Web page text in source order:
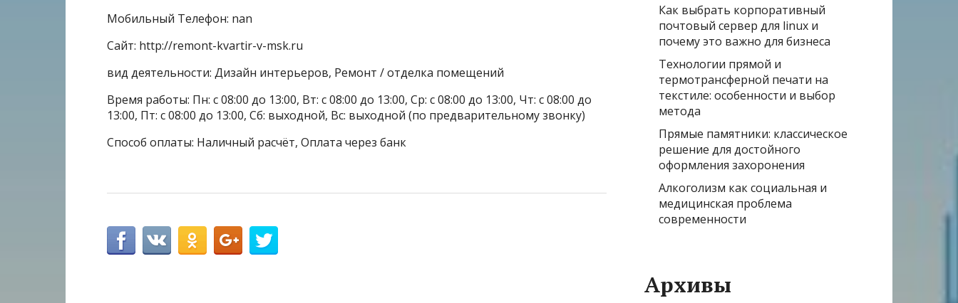
Мобильный Телефон: nan
Сайт: http://remont-kvartir-v-msk.ru
вид деятельности: Дизайн интерьеров, Ремонт / отделка помещений
Время работы: Пн: с 08:00 до 13:00, Вт: с 08:00 до 13:00, Ср: с 08:00 до 13:00, Чт: с 08:00 до
13:00, Пт: с 08:00 до 13:00, Сб: выходной, Вс: выходной (по предварительному звонку)
Способ оплаты: Наличный расчёт, Оплата через банк
Как выбрать корпоративный
почтовый сервер для linux и
почему это важно для бизнеса
Технологии прямой и
термотрансферной печати на
текстиле: особенности и выбор
метода
Прямые памятники: классическое
решение для достойного
оформления захоронения
Алкоголизм как социальная и
медицинская проблема
современности
Архивы